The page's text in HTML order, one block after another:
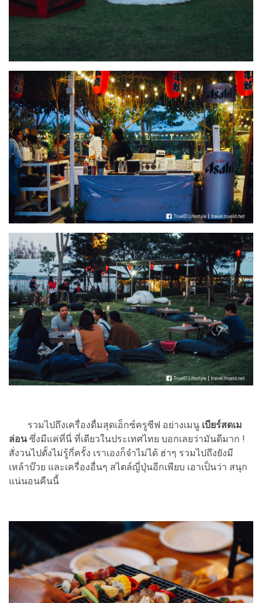
รวมไปถึงเครื่องดื่มสุดเอ็กซ์ครูซีฟ อย่างเมนู เบียร์สดเม
ล่อนซึ่งมีแค่ที่นี่ ที่เดียวในประเทศไทย บอกเลยว่ามันดีมาก !
สั่งวนไปตั้งไม่รู้กี่ครั้ง เราเองก็จำไม่ได้ ฮ่าๆ รวมไปถึงยังมี
เหล้าบ๊วย และเครื่องอื่นๆ สไตล์ญี่ปุ่นอีกเพียบ เอาเป็นว่า สนุก
แน่นอนคืนนี้